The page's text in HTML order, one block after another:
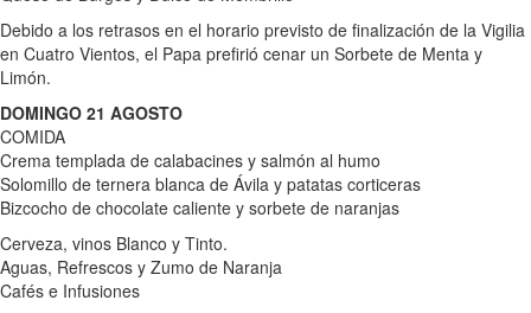
Debido a los retrasos en el horario previsto de finalización de la Vigilia
en Cuatro Vientos, el Papa prefirió cenar un Sorbete de Menta y
Limón.
DOMINGO 21 AGOSTO
COMIDA
Crema templada de calabacines y salmón al humo
Solomillo de ternera blanca de Ávila y patatas corticeras
Bizcocho de chocolate caliente y sorbete de naranjas
Cerveza, vinos Blanco y Tinto.
Aguas, Refrescos y Zumo de Naranja
Cafés e Infusiones